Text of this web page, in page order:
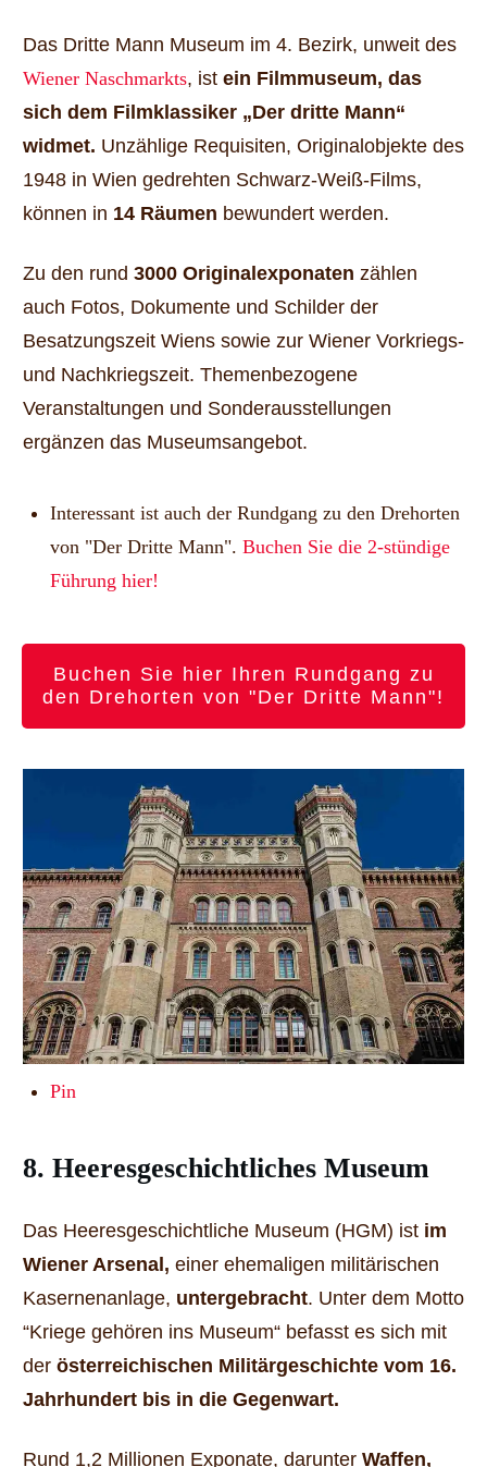
Das Dritte Mann Museum im 4. Bezirk, unweit des
Wiener Naschmarkts, ist ein Filmmuseum, das
sich dem Filmklassiker „Der dritte Mann“
widmet. Unzählige Requisiten, Originalobjekte des
1948 in Wien gedrehten Schwarz-Weiß-Films,
können in 14 Räumen bewundert werden.
Zu den rund 3000 Originalexponaten zählen
auch Fotos, Dokumente und Schilder der
Besatzungszeit Wiens sowie zur Wiener Vorkriegs-
und Nachkriegszeit. Themenbezogene
Veranstaltungen und Sonderausstellungen
ergänzen das Museumsangebot.
Interessant ist auch der Rundgang zu den Drehorten
von "Der Dritte Mann". Buchen Sie die 2-stündige
Führung hier!
Buchen Sie hier Ihren Rundgang zu
den Drehorten von "Der Dritte Mann"!
Pin
8. Heeresgeschichtliches Museum
Das Heeresgeschichtliche Museum (HGM) ist im
Wiener Arsenal, einer ehemaligen militärischen
Kasernenanlage, untergebracht. Unter dem Motto
“Kriege gehören ins Museum“ befasst es sich mit
der österreichischen Militärgeschichte vom 16.
Jahrhundert bis in die Gegenwart.
Rund 1,2 Millionen Exponate, darunter Waffen,